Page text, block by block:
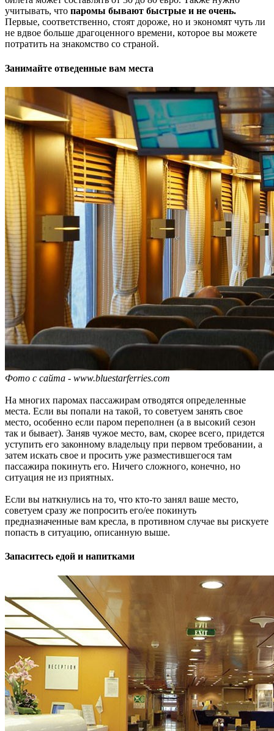
учитывать, что паромы бывают быстрые и не очень.
Первые, соответственно, стоят дороже, но и экономят чуть ли
не вдвое больше драгоценного времени, которое вы можете
потратить на знакомство со страной.
Занимайте отведенные вам места
Фото с сайта - www.bluestarferries.com
На многих паромах пассажирам отводятся определенные
места. Если вы попали на такой, то советуем занять свое
место, особенно если паром переполнен (а в высокий сезон
так и бывает). Заняв чужое место, вам, скорее всего, придется
уступить его законному владельцу при первом требовании, а
затем искать свое и просить уже разместившегося там
пассажира покинуть его. Ничего сложного, конечно, но
ситуация не из приятных.
Если вы наткнулись на то, что кто-то занял ваше место,
советуем сразу же попросить его/ее покинуть
предназначенные вам кресла, в противном случае вы рискуете
попасть в ситуацию, описанную выше.
Запаситесь едой и напитками